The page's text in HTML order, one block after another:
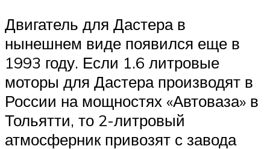
Двигатель для Дастера в
нынешнем виде появился еще в
1993 году. Если 1.6 литровые
моторы для Дастера производят в
России на мощностях «Автоваза» в
Тольятти, то 2-литровый
атмосферник привозят с завода